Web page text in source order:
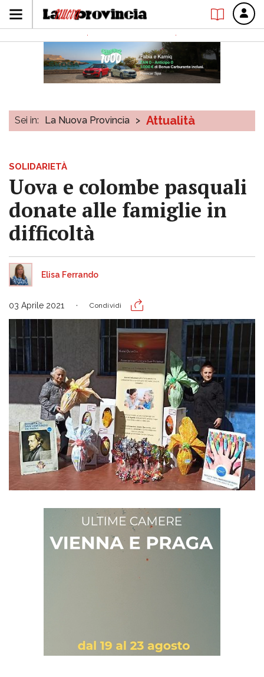
Sei in: La Nuova Provincia > Attualità
SOLIDARIETÀ
Uova e colombe pasquali
donate alle famiglie in
difficoltà
Elisa Ferrando
03 Aprile 2021 Condividi